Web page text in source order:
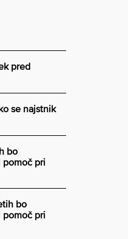
pred
se najstnik
bo
pomoč pri
bo
pomoč pri